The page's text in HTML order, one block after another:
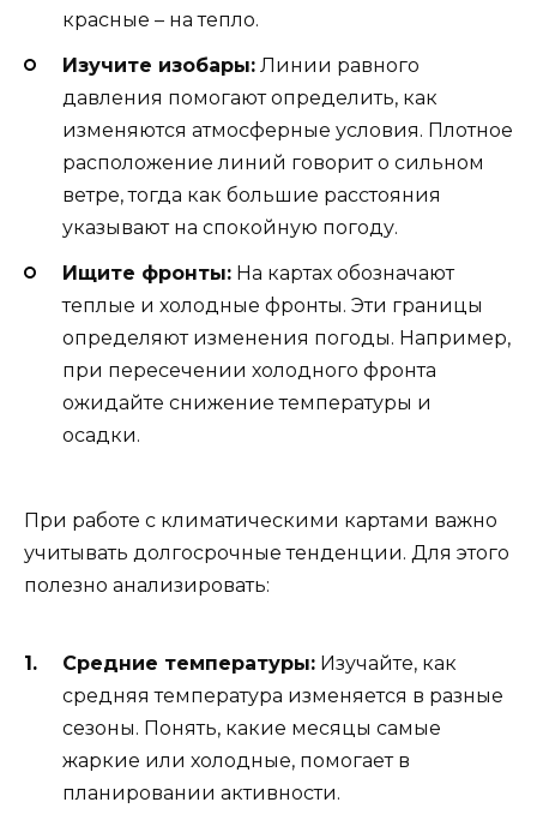
красные – на тепло.
Изучите изобары: Линии равного
давления помогают определить, как
изменяются атмосферные условия. Плотное
расположение линий говорит о сильном
ветре, тогда как большие расстояния
указывают на спокойную погоду.
Ищите фронты: На картах обозначают
теплые и холодные фронты. Эти границы
определяют изменения погоды. Например,
при пересечении холодного фронта
ожидайте снижение температуры и
осадки.
При работе с климатическими картами важно
учитывать долгосрочные тенденции. Для этого
полезно анализировать:
Средние температуры: Изучайте, как
средняя температура изменяется в разные
сезоны. Понять, какие месяцы самые
жаркие или холодные, помогает в
планировании активности.